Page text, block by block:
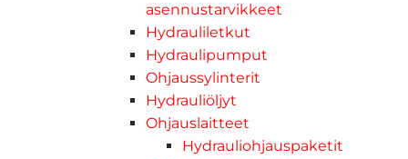
asennustarvikkeet
Hydrauliletkut
Hydraulipumput
Ohjaussylinterit
Hydrauliöljyt
Ohjauslaitteet
Hydrauliohjauspaketit